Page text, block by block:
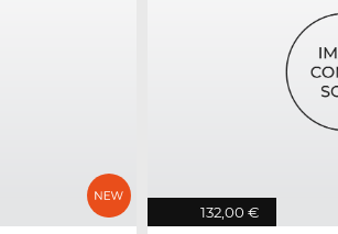
132,00 €